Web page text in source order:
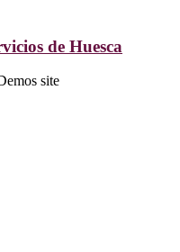
de Huesca
site